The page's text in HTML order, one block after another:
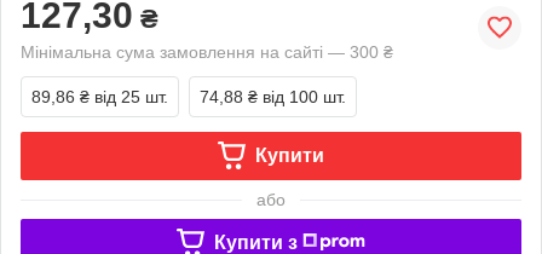
127,30 ₴
Мінімальна сума замовлення на сайті — 300 ₴
89,86 ₴ від 25 шт. 74,88 ₴ від 100 шт.
Купити
або
Купити з